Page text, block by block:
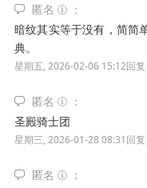
匿名
暗纹其实等于没有，简简
典。
星期五, 2026-02-06 15:12回复
匿名
圣殿骑士团
星期三, 2026-01-28 08:31回复
匿名